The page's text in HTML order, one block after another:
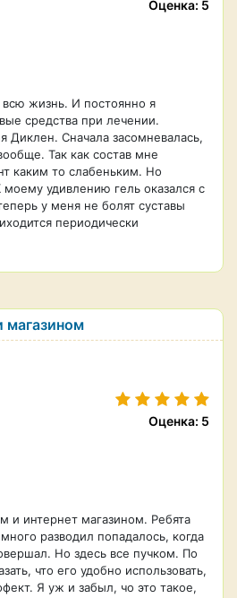
Оценка: 5
жизнь. И постоянно я
средства при лечении.
Диклен. Сначала засомневалась,
Так как состав мне
каким то слабеньким. Но
удивлению гель оказался с
у меня не болят суставы
периодически
магазином
Оценка: 5
и интернет магазином. Ребята
разводил попадалось, когда
Но здесь все пучком. По
что его удобно использовать,
Я уж и забыл, чо это такое,